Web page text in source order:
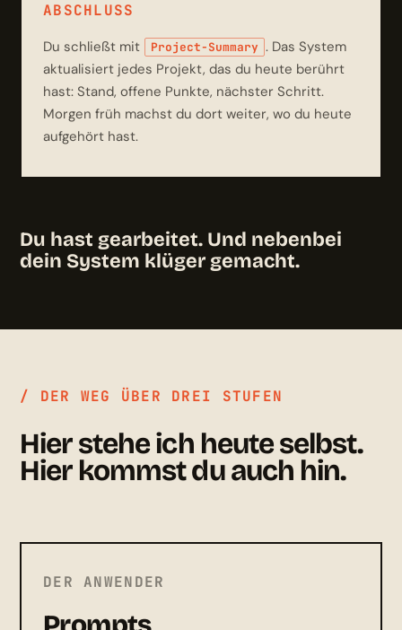
ABSCHLUSS
Du schließt mit Project-Summary . Das System
aktualisiert jedes Projekt, das du heute berührt
hast: Stand, offene Punkte, nächster Schritt.
Morgen früh machst du dort weiter, wo du heute
aufgehört hast.
Du hast gearbeitet. Und nebenbei
dein System klüger gemacht.
/ DER WEG ÜBER DREI STUFEN
Hier stehe ich heute selbst.
Hier kommst du auch hin.
DER ANWENDER